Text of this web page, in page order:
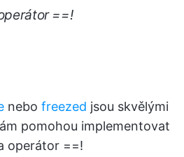
==!
nebo freezed jsou skvělými
pomohou implementovat
operátor ==!